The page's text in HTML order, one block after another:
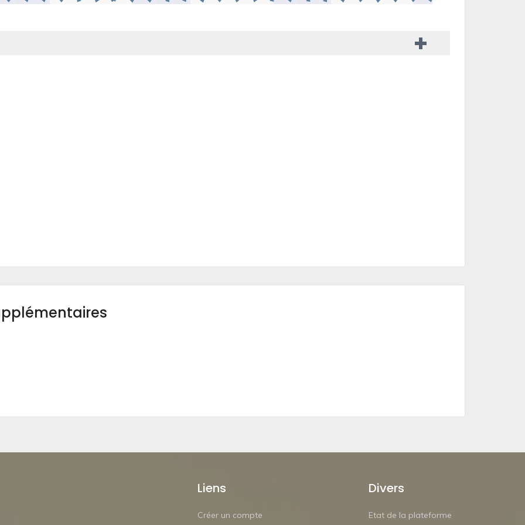
Liens
Créer un compte
Divers
Etat de la plateforme